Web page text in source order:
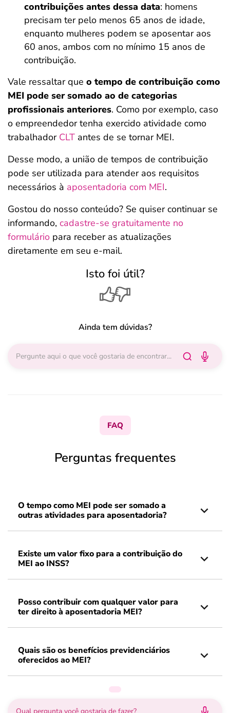
contribuições antes dessa data: homens
precisam ter pelo menos 65 anos de idade,
enquanto mulheres podem se aposentar aos
60 anos, ambos com no mínimo 15 anos de
contribuição.
Vale ressaltar que o tempo de contribuição como
MEI pode ser somado ao de categorias
profissionais anteriores. Como por exemplo, caso
o empreendedor tenha exercido atividade como
trabalhador CLT antes de se tornar MEI.
Desse modo, a união de tempos de contribuição
pode ser utilizada para atender aos requisitos
necessários à aposentadoria com MEI.
Gostou do nosso conteúdo? Se quiser continuar se
informando, cadastre-se gratuitamente no
formulário para receber as atualizações
diretamente em seu e-mail.
Isto foi útil?
Ainda tem dúvidas?
FAQ
Perguntas frequentes
O tempo como MEI pode ser somado a
outras atividades para aposentadoria?
Existe um valor fixo para a contribuição do
MEI ao INSS?
Posso contribuir com qualquer valor para
ter direito à aposentadoria MEI?
Quais são os benefícios previdenciários
oferecidos ao MEI?